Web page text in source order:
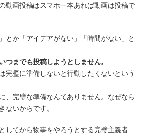
動画投稿はスマホ一本あれば動画は投稿で
とか「アイデアがない」「時間がない」と
つまでも投稿しようとしません。
完璧に準備しないと行動したくないという
、完璧な準備なんてありません。なぜなら
ないからです。
してから物事をやろうとする完璧主義者